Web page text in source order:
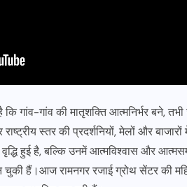
कि गांव-गांव की मातृशक्ति आत्मनिर्भर बने,
स्तर की प्रदर्शनियों, मेलों और
हुई है, बल्कि उनमें आत्मविश्वास और
हैं।आज रामनगर रजाई ग्रोथ सेंटर की